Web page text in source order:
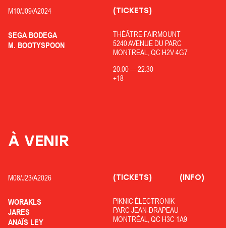
M10/J09/A2024
SEGA BODEGA
M. BOOTYSPOON
THÉÂTRE FAIRMOUNT
5240 AVENUE DU PARC
MONTREAL, QC H2V 4G7
20:00—22:30
+18
(TICKETS)
À VENIR
M08/J23/A2026
WORAKLS
JARES
ANAÏS LEY
PIKNIC ÉLECTRONIK
PARC JEAN-DRAPEAU
MONTRÉAL, QC H3C 1A9
(TICKETS) (INFO)